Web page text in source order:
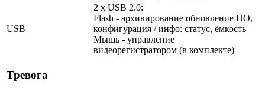
USB
2 x USB 2.0:
Flash - архивирование обновление ПО,
конфигурация / инфо: статус, ёмкость
Мышь - управление
видеорегистратором (в комплекте)
Тревога